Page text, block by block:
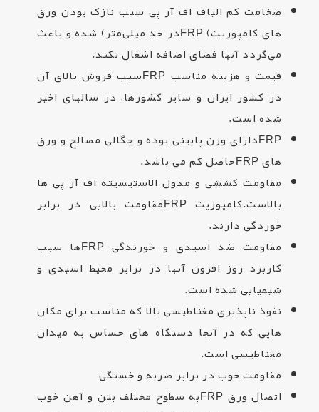
ضخامت کم الیاف اف آر پی سبب نازک بودن ورق
های کامپوزیتFRP (در حد میلی‌متر) شده و باعث
می‌گردد آنها فضای اضافه اشغال نکند.
قیمت و هزینه مناسب FRPسبب فروش بالای آن
در کشور ایران و سایر کشورها، در سالهای اخیر
شده است.
FRPدارای وزن پایینی بوده و چگالی مصالح و ورق
هایFRPحاصل کم می باشد.
مقاومت کششی و مدول الاستیسیته اف آر پی ها
بالاست.کامپوزیت FRPمقاومت بالایی در برابر
خوردگی دارند.
مقاومت ضد اسیدی و خورندگیFRPها سبب
کاربرد روز افزون آنها در برابر محیط اسیدی و
شیمیایی شده است.
نفوذ ناپذیری مغناطیسی بالا که مناسب برای مکان
هایی که در آنجا دستگاه های حساس به میدان
مغناطیسی است.
مقاومت خوب در برابر ضربه و خستگی
اتصال ورق FRPبه سطوح مختلف بتن و آهن خوب